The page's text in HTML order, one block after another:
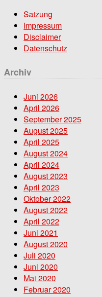
Satzung
Impressum
Disclaimer
Datenschutz
Archiv
Juni 2026
April 2026
September 2025
August 2025
April 2025
August 2024
April 2024
August 2023
April 2023
Oktober 2022
August 2022
April 2022
Juni 2021
August 2020
Juli 2020
Juni 2020
Mai 2020
Februar 2020